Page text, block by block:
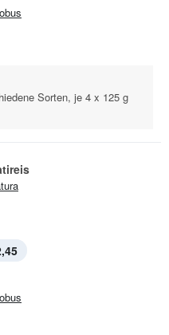
Sorten, je 4 x 125 g